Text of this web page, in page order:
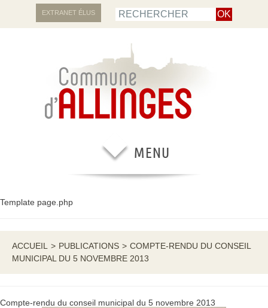
EXTRANET ÉLUS
Template page.php
ACCUEIL > PUBLICATIONS > COMPTE-RENDU DU CONSEIL
MUNICIPAL DU 5 NOVEMBRE 2013
Compte-rendu du conseil municipal du 5 novembre 2013